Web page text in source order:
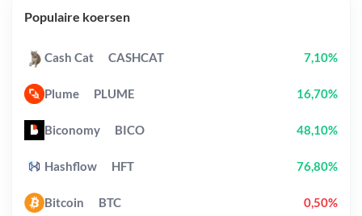
Populaire koersen
Cash Cat CASHCAT 7,10%
Plume PLUME 16,70%
Biconomy BICO 48,10%
Hashflow HFT 76,80%
Bitcoin BTC 0,50%